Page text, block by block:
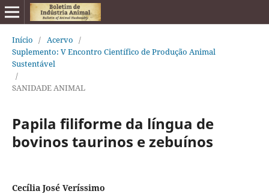
Início / Acervo /
Suplemento: V Encontro Científico de Produção Animal
Sustentável
/
SANIDADE ANIMAL
Papila filiforme da língua de
bovinos taurinos e zebuínos
Cecília José Veríssimo